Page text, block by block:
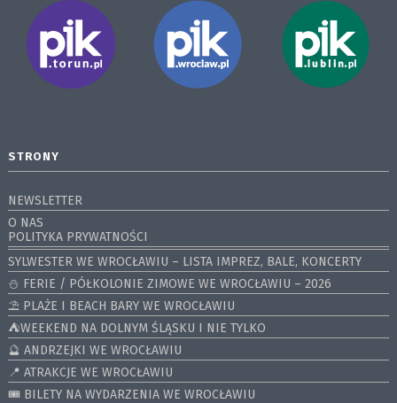
STRONY
NEWSLETTER
O NAS
POLITYKA PRYWATNOŚCI
SYLWESTER WE WROCŁAWIU – LISTA IMPREZ, BALE, KONCERTY
⛄️ FERIE / PÓŁKOLONIE ZIMOWE WE WROCŁAWIU – 2026
⛱️ PLAŻE I BEACH BARY WE WROCŁAWIU
⛺️WEEKEND NA DOLNYM ŚLĄSKU I NIE TYLKO
🔮 ANDRZEJKI WE WROCŁAWIU
📍 ATRAKCJE WE WROCŁAWIU
🎟️ BILETY NA WYDARZENIA WE WROCŁAWIU